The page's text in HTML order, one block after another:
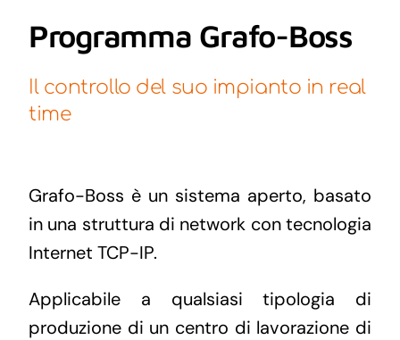
Programma Grafo-Boss
Il controllo del suo impianto in real
time
Grafo-Boss è un sistema aperto, basato
in una struttura di network con tecnologia
Internet TCP-IP.
Applicabile a qualsiasi tipologia di
produzione di un centro di lavorazione di